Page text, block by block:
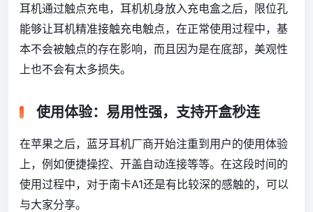
耳机通过触点充电，耳机机身放入充电盒之后，限位孔
能够让耳机精准接触充电触点，在正常使用过程中，基
本不会被触点的存在影响，而且因为是在底部，美观性
上也不会有太多损失。
使用体验：易用性强，支持开盒秒连
在苹果之后，蓝牙耳机厂商开始注重到用户的使用体验
上，例如便捷操控、开盖自动连接等等。在这段时间的
使用过程中，对于南卡A1还是有比较深的感触的，可以
与大家分享。